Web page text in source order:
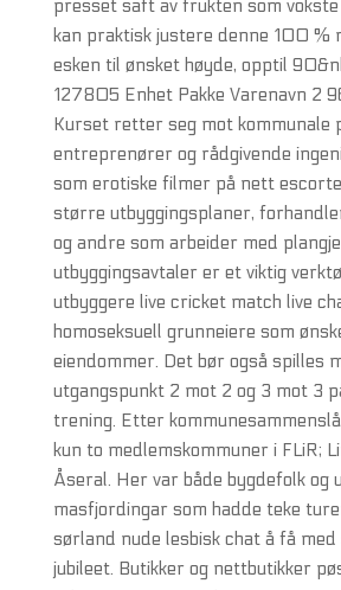
presset saft av frukten som vokste
kan praktisk justere denne 100 %
esken til ønsket høyde, opptil
127805 Enhet Pakke Varenavn 2
Kurset retter seg mot kommunale
entreprenører og rådgivende
som erotiske filmer på nett
større utbyggingsplaner,
og andre som arbeider med
utbyggingsavtaler er et viktig
utbyggere live cricket match live
homoseksuell grunneiere som
eiendommer. Det bør også spilles
utgangspunkt 2 mot 2 og 3 mot 3
trening. Etter
kun to medlemskommuner i FLiR;
Åseral. Her var både bygdefolk og
masfjordingar som hadde teke
sørland nude lesbisk chat å få
jubileet. Butikker og nettbutikker